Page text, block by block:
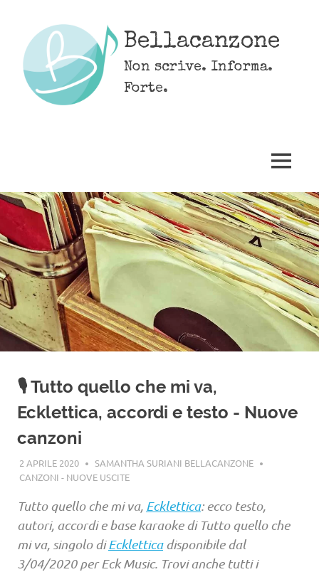
content
Bellacanzone
Non scrive. Informa.
Forte.
MENU
🎙️ Tutto quello che mi va,
Ecklettica, accordi e testo - Nuove
canzoni
2 APRILE 2020
SAMANTHA SURIANI BELLACANZONE
CANZONI - NUOVE USCITE
Tutto quello che mi va, Ecklettica: ecco testo,
autori, accordi e base karaoke di Tutto quello che
mi va, singolo diEckletticadisponibile dal
3/04/2020 per Eck Music. Trovi anche tutti i